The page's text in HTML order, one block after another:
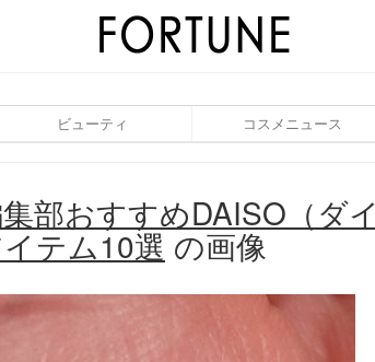
ビューティ コスメニュース
部おすすめDAISO（ダイ
テム10選 の画像